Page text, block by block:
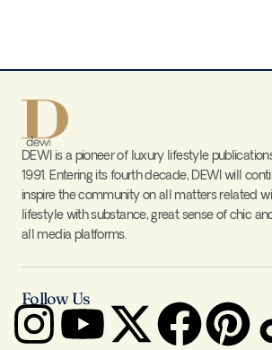
DEWI is a pioneer of luxury lifestyle
1991. Entering its fourth decade, DEWI will
inspire the community on all matters related
lifestyle with substance, great sense of chic
all media platforms.
Follow Us